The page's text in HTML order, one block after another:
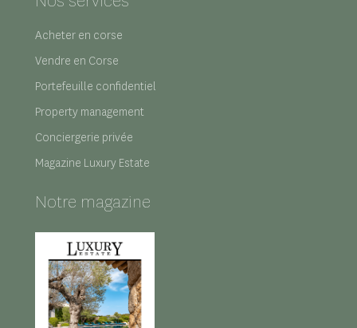
Acheter en corse
Vendre en Corse
Portefeuille confidentiel
Property management
Conciergerie privée
Magazine Luxury Estate
Notre magazine